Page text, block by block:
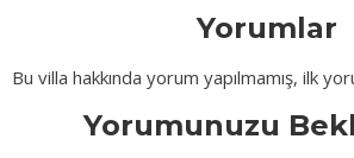
Yorumlar
Bu villa hakkında yorum yapılmamış, ilk
Yorumunuzu